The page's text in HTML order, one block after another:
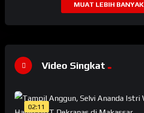
MUAT LEBIH BANYAK
Video Singkat
02:11